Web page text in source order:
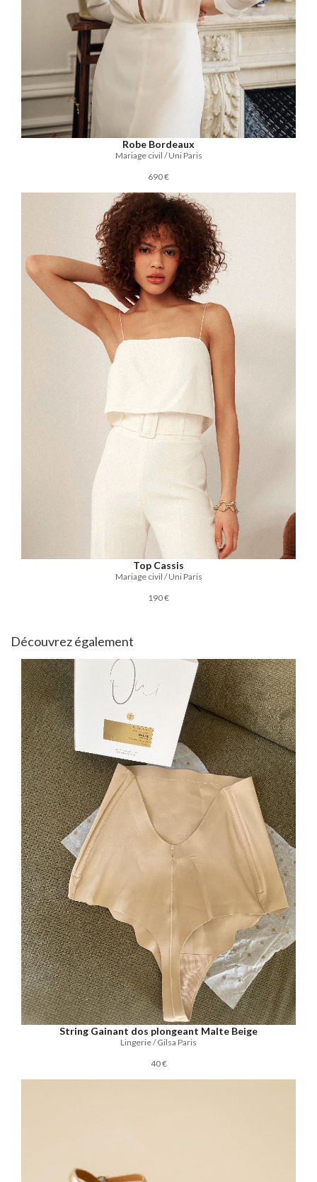
Robe Bordeaux
Mariage civil / Uni Paris
690 €
Top Cassis
Mariage civil / Uni Paris
190 €
Découvrez également
String Gainant dos plongeant Malte Beige
Lingerie / Gilsa Paris
40 €